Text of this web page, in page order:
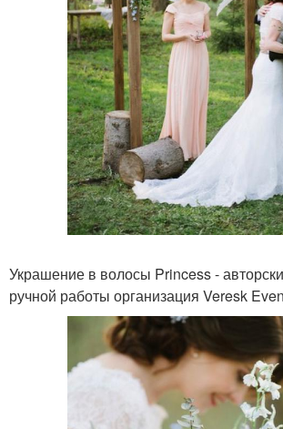
Украшение в волосы Princess -
ручной работы организация Veresk